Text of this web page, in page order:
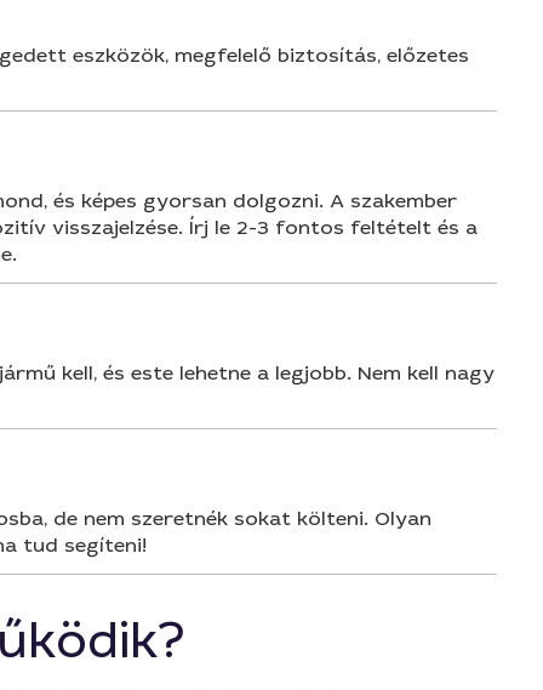
eszközök, megfelelő biztosítás, előzetes
és képes gyorsan dolgozni. A szakember
visszajelzése. Írj le 2-3 fontos feltételt és a
kell, és este lehetne a legjobb. Nem kell nagy
de nem szeretnék sokat költeni. Olyan
tud segíteni!